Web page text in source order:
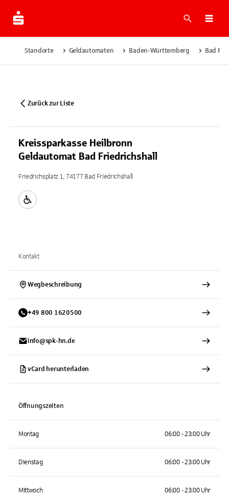
Suche
Standorte Geldautomaten Baden-Württemberg Bad
Zurück zur Liste
Kreissparkasse Heilbronn
Geldautomat Bad Friedrichshall
Friedrichsplatz 1, 74177 Bad Friedrichshall
Kontakt
Wegbeschreibung
+49 800 1620500
info@spk-hn.de
vCard herunterladen
Öffnungszeiten
Montag 06:00 - 23:00 Uhr
Dienstag 06:00 - 23:00 Uhr
Mittwoch 06:00 - 23:00 Uhr